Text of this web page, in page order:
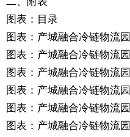
图表：目录
图表：产城融合冷链物流
图表：产城融合冷链物流
图表：产城融合冷链物流
图表：产城融合冷链物流
图表：产城融合冷链物流
图表：产城融合冷链物流